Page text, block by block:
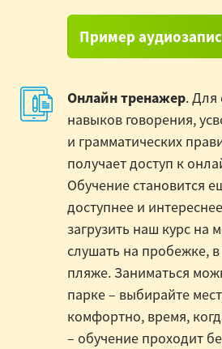
Пример
Онлайн тренажер. Для
навыков говорения,
и грамматических
получает доступ к
Обучение становится
доступнее и
загрузить наш курс на
слушать на пробежке,
пляже. Заниматься
парке – выбирайте
комфортно, время,
– обучение проходит